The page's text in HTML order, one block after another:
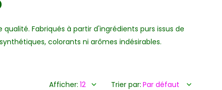
S'inscrire
S'inscrire
Fabriqués à partir d'ingrédients purs issus de
colorants ni arômes indésirables.
Afficher: Trier par: